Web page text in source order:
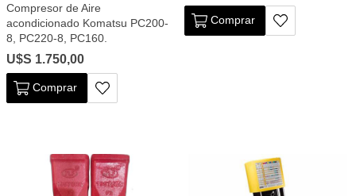
Compresor de Aire
acondicionado Komatsu PC200-
8, PC220-8, PC160.
U$S 1.750,00
Comprar
Comprar